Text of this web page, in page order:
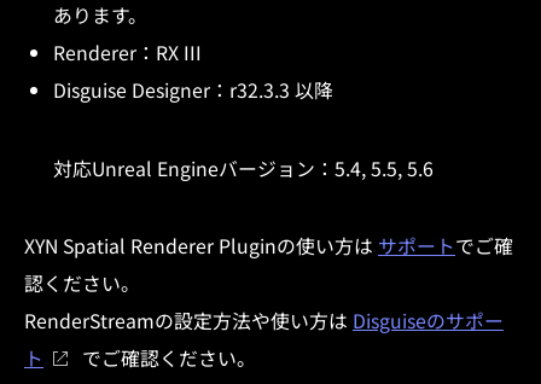
あります。
Renderer：RX III
Disguise Designer：r32.3.3 以降
対応Unreal Engineバージョン：5.4, 5.5, 5.6
XYN Spatial Renderer Pluginの使い方は サポートでご確
認ください。
RenderStreamの設定方法や使い方は Disguiseのサポー
ト
でご確認ください。